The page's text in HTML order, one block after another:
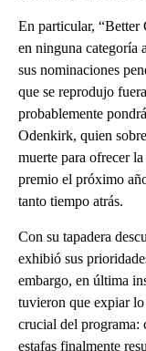
En particular, “Better
en ninguna categoría
sus nominaciones
que se reprodujo
probablemente
Odenkirk, quien
muerte para ofrecer
premio el próximo
tanto tiempo atrás.
Con su tapadera
exhibió sus
embargo, en última
tuvieron que expiar
crucial del programa:
estafas finalmente